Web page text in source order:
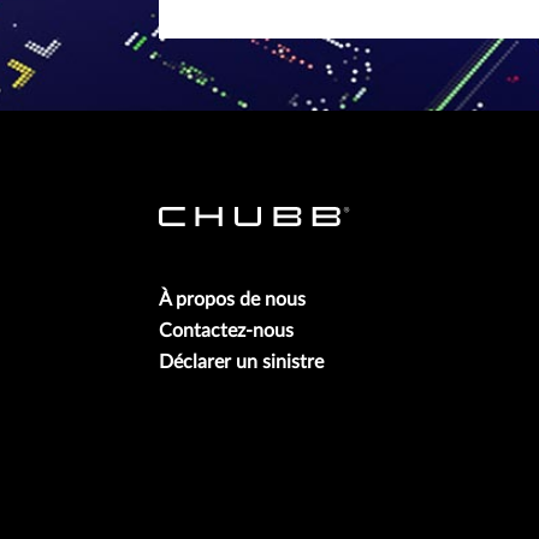
À propos de nous
Contactez-nous
Déclarer un sinistre